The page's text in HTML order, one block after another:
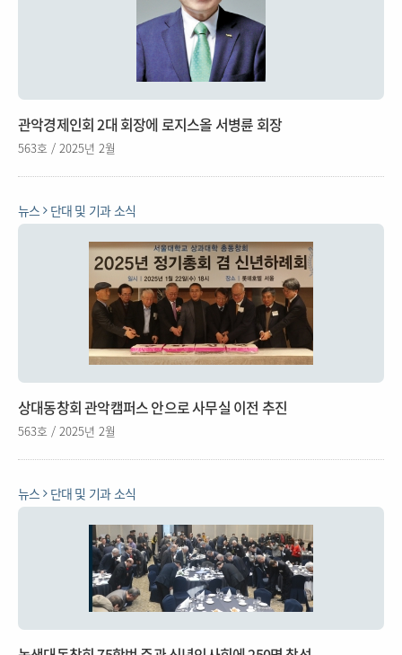
관악경제인회 2대 회장에 로지스올 서병륜 회장
563호 / 2025년 2월
뉴스 단대 및 기과 소식
상대동창회 관악캠퍼스 안으로 사무실 이전 추진
563호 / 2025년 2월
뉴스 단대 및 기과 소식